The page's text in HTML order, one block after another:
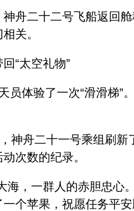
二十二号飞船返回舱
关。
“太空礼物”
体验了一次“滑滑梯”
舟二十一号乘组刷新
次数的纪录。
，一群人的赤胆忠心。
个苹果，祝愿任务平